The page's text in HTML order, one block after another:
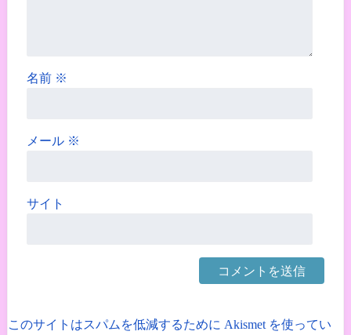
名前 ※
メール ※
サイト
このサイトはスパムを低減するために Akismet を使ってい